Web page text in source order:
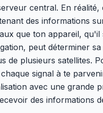
central. En réalité,
des informations
que ton appareil,
peut déterminer
de plusieurs satellites.
signal à te
avec une grande
des informations